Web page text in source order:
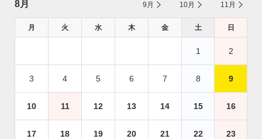
8月 9月 10月 11月
月 火 水 木 金 土 日
1 2
3 4 5 6 7 8 9
10 11 12 13 14 15 16
17 18 19 20 21 22 23